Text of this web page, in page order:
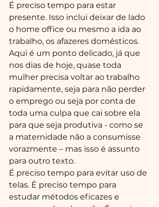
É preciso tempo para estar
presente. Isso inclui deixar de lado
o home office ou mesmo a ida ao
trabalho, os afazeres domésticos.
Aqui é um ponto delicado, já que
nos dias de hoje, quase toda
mulher precisa voltar ao trabalho
rapidamente, seja para não perder
o emprego ou seja por conta de
toda uma culpa que cai sobre ela
para que seja produtiva - como se
a maternidade não a consumisse
vorazmente – mas isso é assunto
para outro texto.
É preciso tempo para evitar uso de
telas. É preciso tempo para
estudar métodos eficazes e